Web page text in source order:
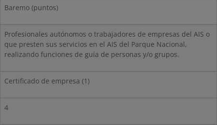
Baremo (puntos)
Profesionales autónomos o trabajadores de empresas del AIS o
que presten sus servicios en el AIS del Parque Nacional,
realizando funciones de guía de personas y/o grupos.
Certificado de empresa (1)
4